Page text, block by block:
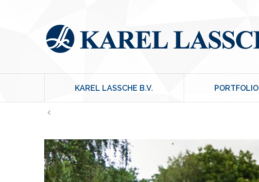
KAREL LASSCHE B.V. PORTFOLIO